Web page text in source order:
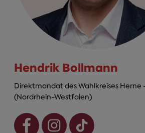
Hendrik Bollmann
Direktmandat des Wahlkreises Herne
(Nordrhein-Westfalen)